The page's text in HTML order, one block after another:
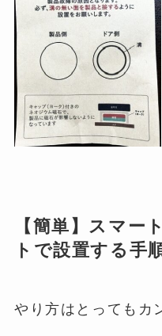
【簡単】スマー
トで設置する手
やり方はとってもカ